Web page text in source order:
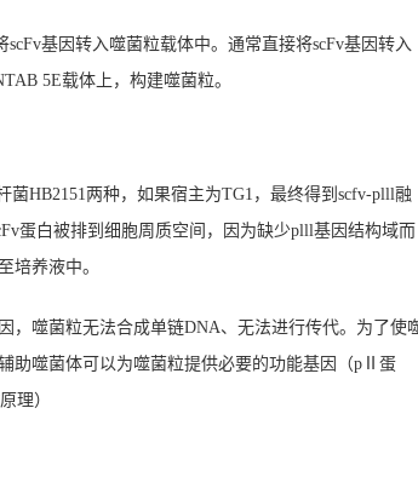
基因转入噬菌粒载体中。通常直接将scFv基因转入
5E载体上，构建噬菌粒。
HB2151两种，如果宿主为TG1，最终得到scfv-plll融
蛋白被排到细胞周质空间，因为缺少plll基因结构域而
培养液中。
，噬菌粒无法合成单链DNA、无法进行传代。为了使
助噬菌体可以为噬菌粒提供必要的功能基因（pⅡ蛋
理）